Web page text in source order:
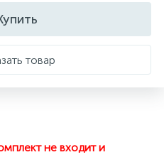
товар
не входит и